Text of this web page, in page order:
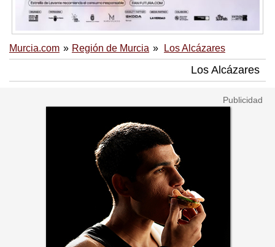
Murcia.com Región de Murcia Los Alcázares
Los Alcázares